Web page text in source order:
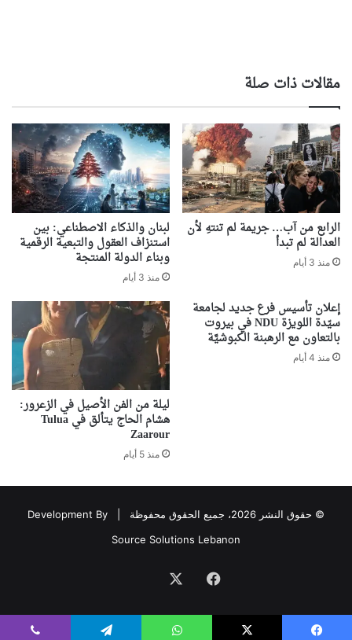
مقالات ذات صلة
الرابع من آب… جريمة لم تنتهِ لأن
العدالة لم تبدأ
منذ 3 أيام
لبنان والذكاء الاصطناعي: بين
استنزاف العقول والتبعية الرقمية
وبناء الدولة المنتجة
منذ 3 أيام
إعلان تأسيس فرع جديد لجامعة
سيّدة اللويزة NDU في بيروت
بالتعاون مع الرهبنة الكبوشيَّة
منذ 4 أيام
ليلة من الفن الأصيل في الزعرور:
هشام الحاج يتألق في Tulua
Zaarour
منذ 5 أيام
© حقوق النشر 2026، جميع الحقوق محفوظة |
Development By
Source Solutions Lebanon
فيسبوك
avec